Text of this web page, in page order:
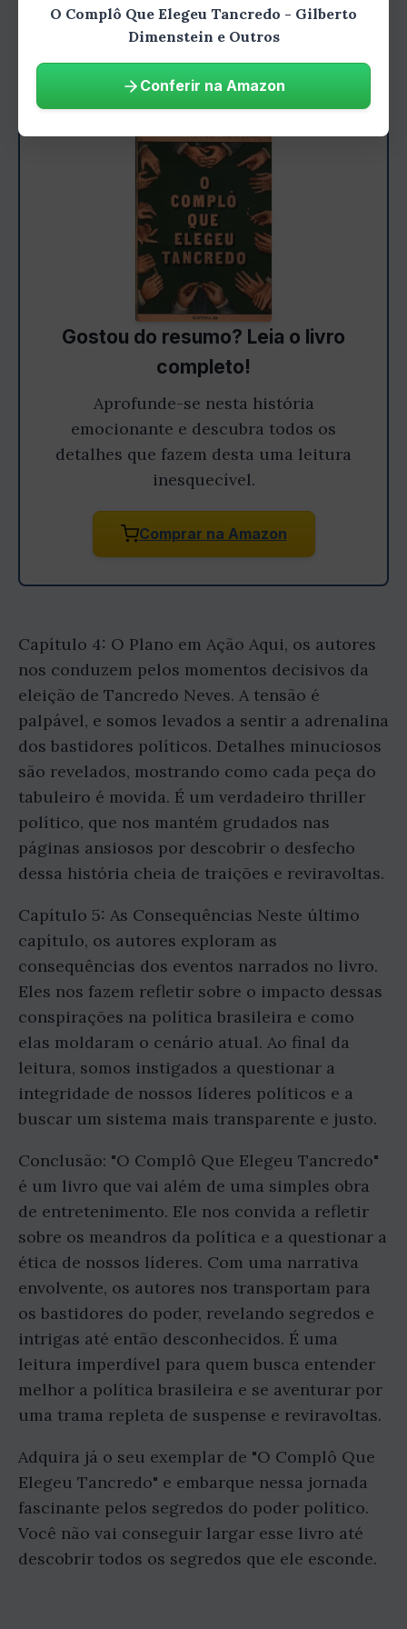
perguntamos até onde iríamos para alcançar
nossos próprios objetivos.
Gostou do resumo? Leia o livro
completo!
Aprofunde-se nesta história
emocionante e descubra todos os
detalhes que fazem desta uma leitura
inesquecível.
Comprar na Amazon
Capítulo 4: O Plano em Ação Aqui, os autores
nos conduzem pelos momentos decisivos da
eleição de Tancredo Neves. A tensão é
palpável, e somos levados a sentir a adrenalina
dos bastidores políticos. Detalhes minuciosos
são revelados, mostrando como cada peça do
tabuleiro é movida. É um verdadeiro thriller
político, que nos mantém grudados nas
páginas ansiosos por descobrir o desfecho
dessa história cheia de traições e reviravoltas.
Capítulo 5: As Consequências Neste último
capítulo, os autores exploram as
consequências dos eventos narrados no livro.
Eles nos fazem refletir sobre o impacto dessas
conspirações na política brasileira e como
elas moldaram o cenário atual. Ao final da
leitura, somos instigados a questionar a
integridade de nossos líderes políticos e a
buscar um sistema mais transparente e justo.
Conclusão: "O Complô Que Elegeu Tancredo"
é um livro que vai além de uma simples obra
de entretenimento. Ele nos convida a refletir
sobre os meandros da política e a questionar a
ética de nossos líderes. Com uma narrativa
envolvente, os autores nos transportam para
os bastidores do poder, revelando segredos e
intrigas até então desconhecidos. É uma
leitura imperdível para quem busca entender
melhor a política brasileira e se aventurar por
uma trama repleta de suspense e reviravoltas.
Adquira já o seu exemplar de "O Complô Que
Elegeu Tancredo" e embarque nessa jornada
fascinante pelos segredos do poder político.
Você não vai conseguir largar esse livro até
descobrir todos os segredos que ele esconde.
O Complô Que Elegeu Tancredo - Gilberto
Dimenstein e Outros
Conferir na Amazon